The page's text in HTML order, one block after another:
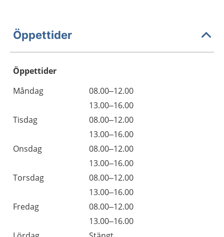
Öppettider
Öppettider
Dag
Öppettider
Kommentarer
Måndag
08.00–12.00
13.00–16.00
Tisdag
08.00–12.00
13.00–16.00
Onsdag
08.00–12.00
13.00–16.00
Torsdag
08.00–12.00
13.00–16.00
Fredag
08.00–12.00
13.00–16.00